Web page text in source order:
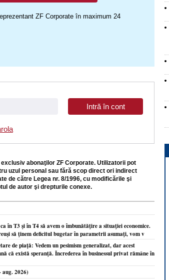
ZF Corporate în maximum 24
abonaţilor ZF Corporate. Utilizatorii pot
uzul personal sau fără scop direct ori indirect
de către Legea nr. 8/1996, cu modificările şi
de autor şi drepturile conexe.
în T3 şi în T4 să avem o îmbunătăţire a situaţiei economice.
să ţinem deficitul bugetar în parametrii asumaţi, vom v
de piaţă: Vedem un pesimism generalizat, dar acest
că există speranţă. Încrederea în businessul privat rămâne în
2026)